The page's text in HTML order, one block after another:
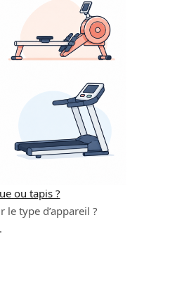
ou tapis ?
le type d’appareil ?